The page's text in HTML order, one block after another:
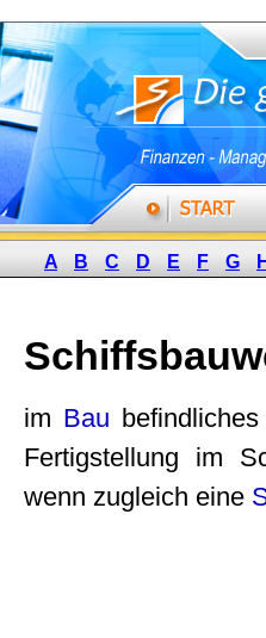
A B C D E F G
im Bau
Fertigstellung im
wenn zugleich eine